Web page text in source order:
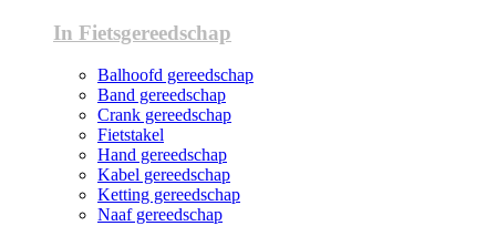
In Fietsgereedschap
Balhoofd gereedschap
Band gereedschap
Crank gereedschap
Fietstakel
Hand gereedschap
Kabel gereedschap
Ketting gereedschap
Naaf gereedschap